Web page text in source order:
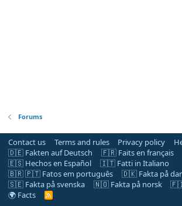
Forums
Contact us Terms and rules Privacy policy
🇩🇪 Fakten auf Deutsch
🇫🇷 Faits en français
🇪🇸 Hechos en Español
🇮🇹 Fatti in Italiano
🇧🇷 🇵🇹 Fatos em português
🇩🇰 Fakta på
🇸🇪 Fakta på svenska
🇳🇴 Fakta på norsk
🇫🇮
🌍 Facts
R